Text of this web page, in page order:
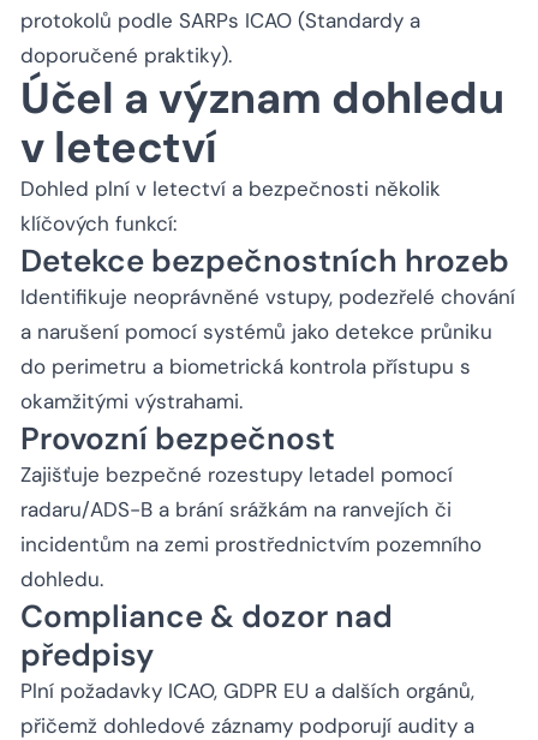
protokolů podle SARPs ICAO (Standardy a
doporučené praktiky).
Účel a význam dohledu
v letectví
Dohled plní v letectví a bezpečnosti několik
klíčových funkcí:
Detekce bezpečnostních hrozeb
Identifikuje neoprávněné vstupy, podezřelé chování
a narušení pomocí systémů jako detekce průniku
do perimetru a biometrická kontrola přístupu s
okamžitými výstrahami.
Provozní bezpečnost
Zajišťuje bezpečné rozestupy letadel pomocí
radaru/ADS-B a brání srážkám na ranvejích či
incidentům na zemi prostřednictvím pozemního
dohledu.
Compliance & dozor nad
předpisy
Plní požadavky ICAO, GDPR EU a dalších orgánů,
přičemž dohledové záznamy podporují audity a